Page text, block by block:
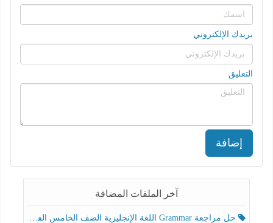
بريدك الإلكتروني
التعليق
إضافة
آخر الملفات المضافة
حل مراجعة Grammar اللغة الإنجليزية الصف الخامس الفصل الثالث